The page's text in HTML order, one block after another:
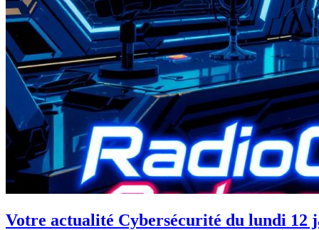
Votre actualité Cybersécurité du lundi 12